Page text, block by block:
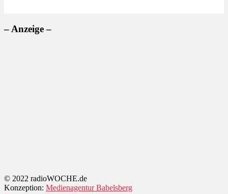
– Anzeige –
© 2022 radioWOCHE.de
Konzeption: Medienagentur Babelsberg